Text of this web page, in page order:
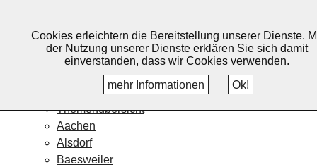
Home
Veranstaltungskalender
Themenübersicht
Aachen
Alsdorf
Baesweiler
Cookies erleichtern die Bereitstellung unserer Dienste.
der Nutzung unserer Dienste erklären Sie sich damit
einverstanden, dass wir Cookies verwenden.
mehr Informationen
Ok!